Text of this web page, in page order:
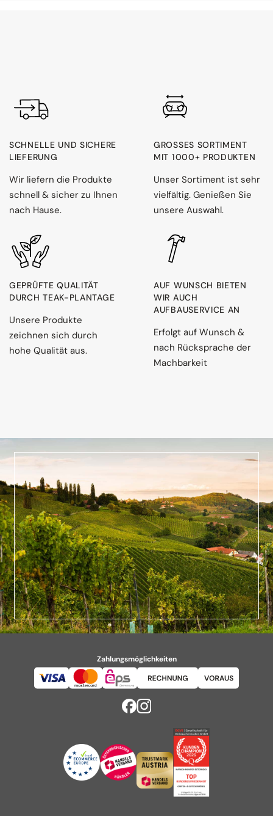
SCHNELLE UND SICHERE
LIEFERUNG
Wir liefern die Produkte
schnell & sicher zu Ihnen
nach Hause.
GROSSES SORTIMENT M
IT 1000+ PRODUKTEN
Unser Sortiment ist sehr
vielfältig. Genießen Sie
unsere Auswahl.
GEPRÜFTE QUALITÄT
DURCH TEAK-PLANTAGE
Unsere Produkte
zeichnen sich durch
hohe Qualität aus.
AUF WUNSCH BIETEN
WIR AUCH
AUFBAUSERVICE AN
Erfolgt auf Wunsch &
nach Rücksprache der
Machbarkeit
Zahlungsmöglichkeiten